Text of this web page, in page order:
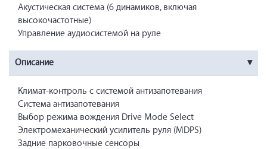
Акустическая система (6 динамиков, включая
высокочастотные)
Управление аудиосистемой на руле
Описание
Климат-контроль с системой антизапотевания
Система антизапотевания
Выбор режима вождения Drive Mode Select
Электромеханический усилитель руля (MDPS)
Задние парковочные сенсоры